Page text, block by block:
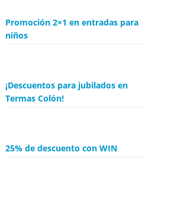
Promoción 2×1 en entradas para
niños
¡Descuentos para jubilados en
Termas Colón!
25% de descuento con WIN